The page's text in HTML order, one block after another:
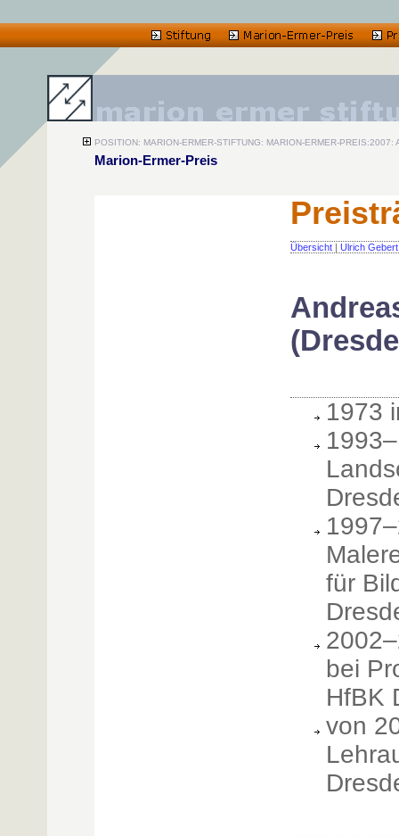
POSITION: MARION-ERMER-STIFTUNG: MARION-ERMER-PREIS:2007:
Marion-Ermer-Preis
Übersicht | Ulrich Gebert
1973
für
bei
HfBK
von